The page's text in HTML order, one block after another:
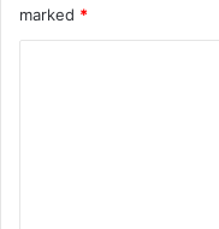
marked *